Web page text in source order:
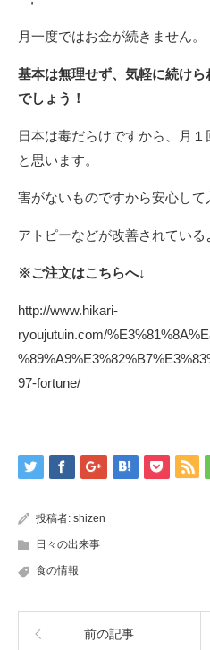
月一度ではお金が続きません。
基本は無理せず、気軽に続け
でしょう！
日本は毒だらけですから、月
と思います。
害がないものですから安心して
アトピーなどが改善されている
※ご注文はこちらへ↓
http://www.hikari-
ryoujutuin.com/
97-fortune/
投稿者: shizen
日々の出来事
食の情報
前の記事